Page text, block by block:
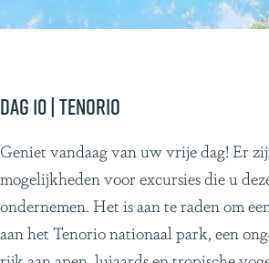
Dag 10 | Tenorio
Geniet vandaag van uw vrije dag! Er
mogelijkheden voor excursies die u
ondernemen. Het is aan te raden om
aan het Tenorio nationaal park, een